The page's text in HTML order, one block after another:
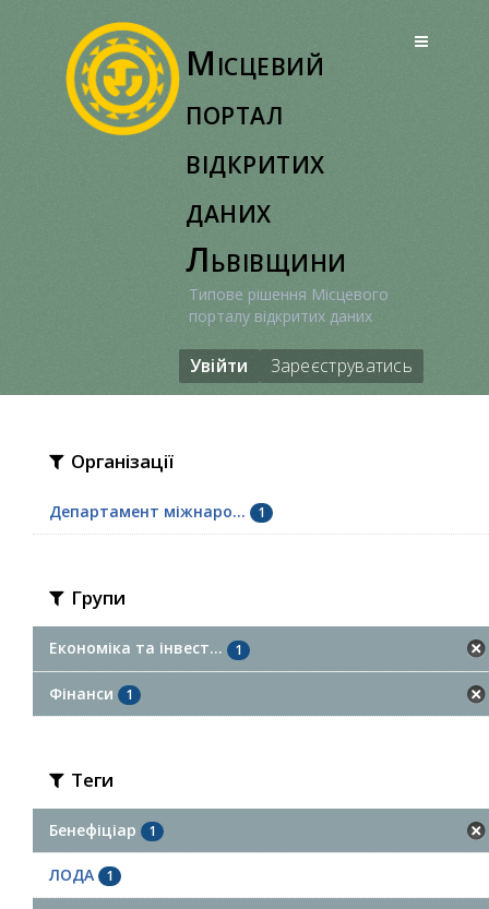
Місцевий
портал
відкритих
даних
Львівщини
Типове рішення Місцевого
порталу відкритих даних
Увійти Зареєструватись
Організації
Департамент міжнаро... 1
Групи
Економіка та інвест... 1
Фінанси 1
Теги
Бенефіціар 1
ЛОДА 1